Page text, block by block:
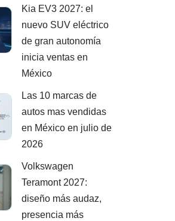
Kia EV3 2027: el
nuevo SUV eléctrico
de gran autonomía
inicia ventas en
México
Las 10 marcas de
autos mas vendidas
en México en julio de
2026
Volkswagen
Teramont 2027:
diseño más audaz,
presencia más